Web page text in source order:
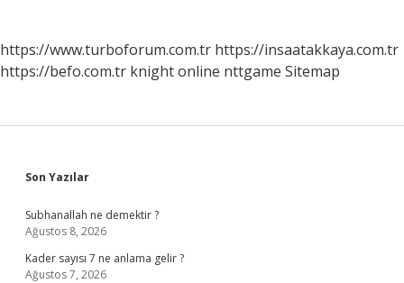
Kaç
Olmalı
https://www.turboforum.com.tr https://insaatakkaya.com.tr
https://befo.com.tr knight online nttgame Sitemap
Sidebar
Son Yazılar
Subhanallah ne demektir ?
Ağustos 8, 2026
Kader sayısı 7 ne anlama gelir ?
Ağustos 7, 2026